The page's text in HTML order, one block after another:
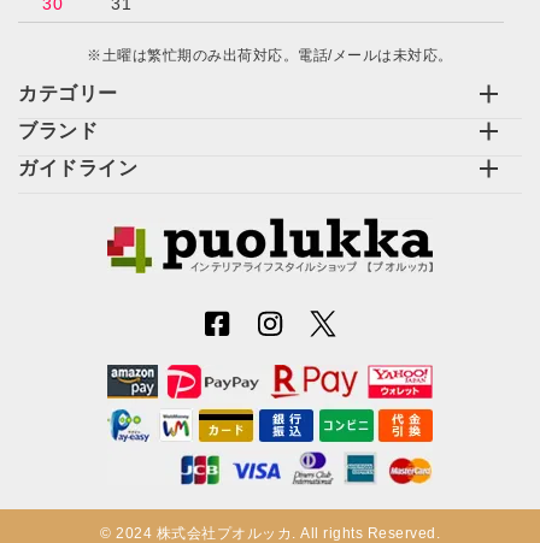
カテゴリー
ブランド
ガイドライン
30
31
※土曜は繁忙期のみ出荷対応。電話/メールは未対応。
© 2024 株式会社プオルッカ. All rights Reserved.